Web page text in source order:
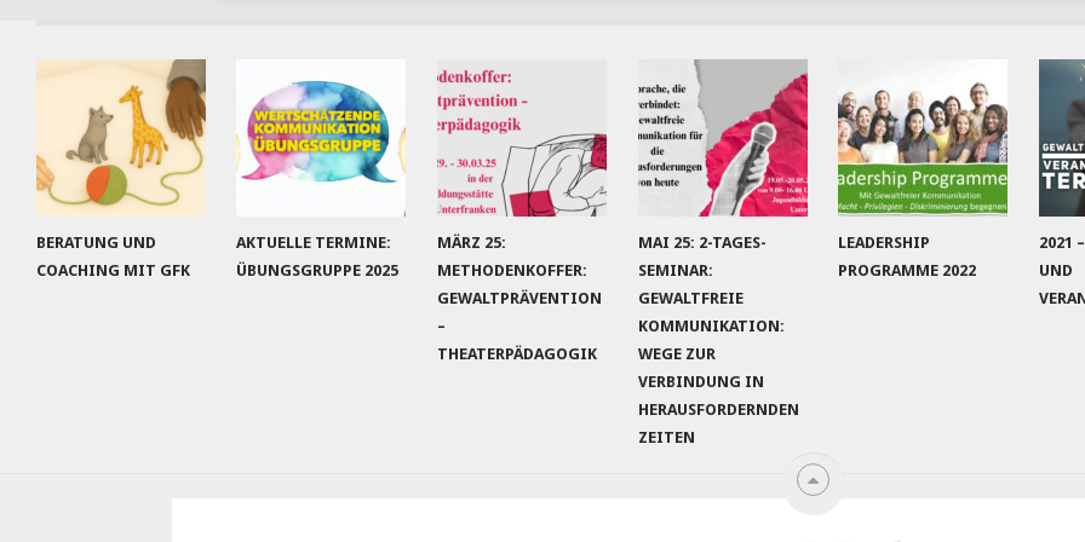
BERATUNG UND
COACHING MIT GFK
AKTUELLE TERMINE:
ÜBUNGSGRUPPE 2025
MÄRZ 25:
METHODENKOFFER:
GEWALTPRÄVENTION
–
THEATERPÄDAGOGIK
MAI 25: 2-TAGES-
SEMINAR:
GEWALTFREIE
KOMMUNIKATION:
WEGE ZUR
VERBINDUNG IN
HERAUSFORDERNDEN
ZEITEN
LEADERSHIP
PROGRAMME 2022
2021
UND